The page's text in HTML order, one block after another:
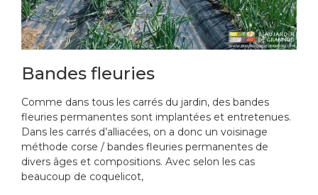
Bandes fleuries
Comme dans tous les carrés du jardin, des bandes
fleuries permanentes sont implantées et entretenues.
Dans les carrés d’alliacées, on a donc un voisinage
méthode corse / bandes fleuries permanentes de
divers âges et compositions. Avec selon les cas
beaucoup de coquelicot,